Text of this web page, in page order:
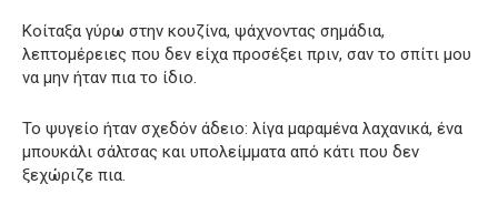
Κοίταξα γύρω στην κουζίνα, ψάχνοντας σημάδια,
λεπτομέρειες που δεν είχα προσέξει πριν, σαν το σπίτι μου
να μην ήταν πια το ίδιο.
Το ψυγείο ήταν σχεδόν άδειο: λίγα μαραμένα λαχανικά, ένα
μπουκάλι σάλτσας και υπολείμματα από κάτι που δεν
ξεχώριζε πια.